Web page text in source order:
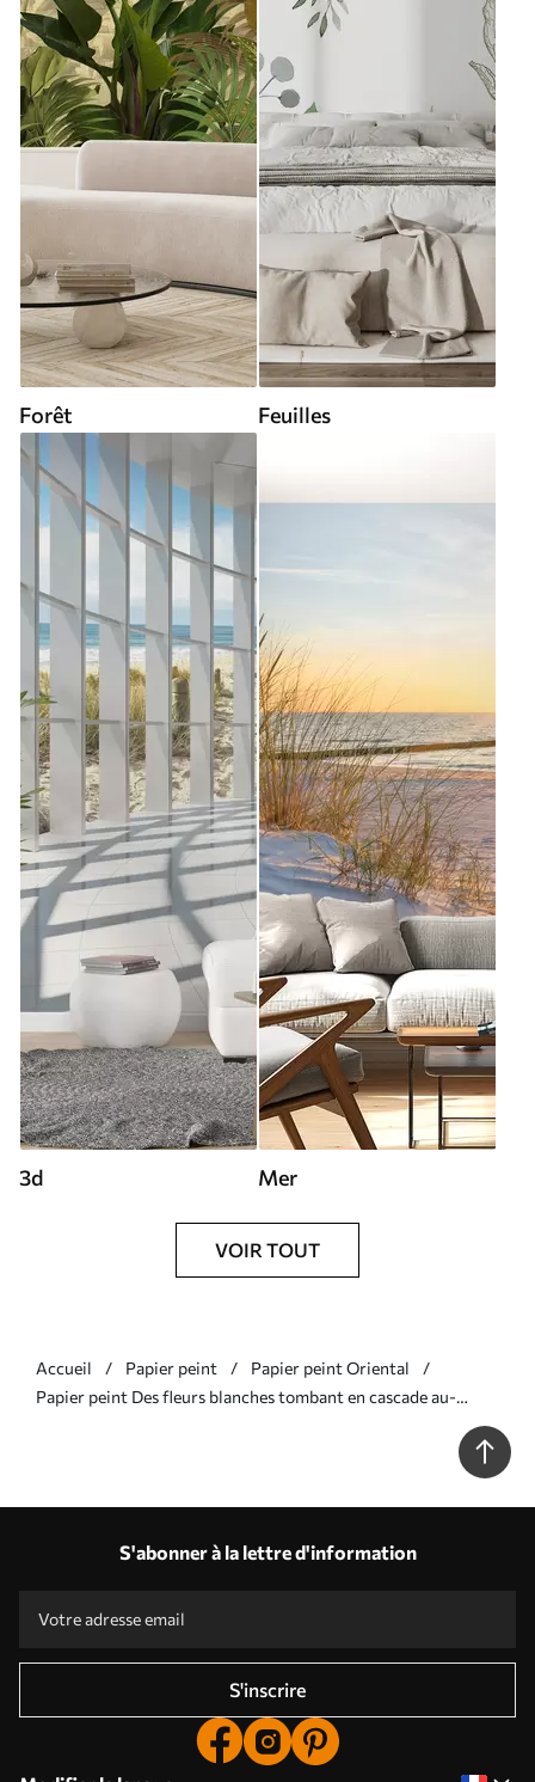
Forêt Feuilles
3d Mer
VOIR TOUT
Accueil Papier peint
Papier peint Oriental
Papier peint Des fleurs blanches tombant en cascade au-
S'abonner à la lettre d'information
S'inscrire